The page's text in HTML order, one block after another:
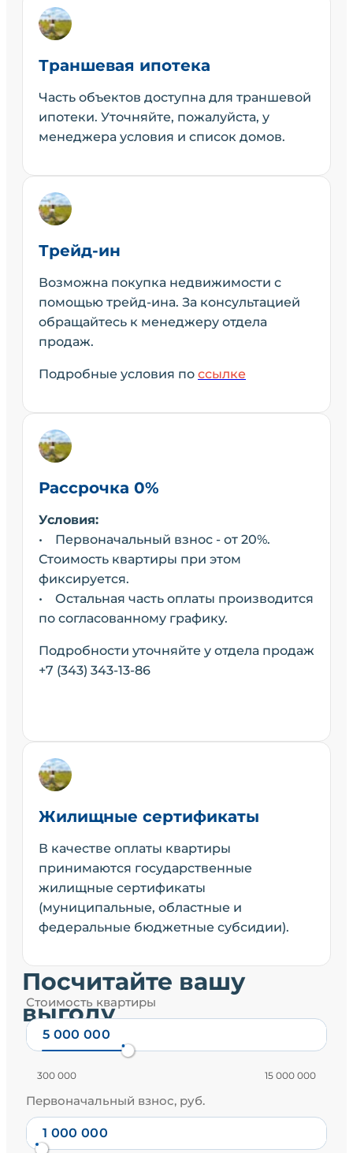
Траншевая ипотека
Часть объектов доступна для траншевой
ипотеки. Уточняйте, пожалуйста, у
менеджера условия и список домов.
Трейд-ин
Возможна покупка недвижимости с
помощью трейд-ина. За консультацией
обращайтесь к менеджеру отдела
продаж.
Подробные условия по ссылке
Рассрочка 0%
Условия:
• Первоначальный взнос - от 20%.
Стоимость квартиры при этом
фиксируется.
• Остальная часть оплаты производится
по согласованному графику.
Подробности уточняйте у отдела продаж
+7 (343) 343-13-86
Жилищные сертификаты
В качестве оплаты квартиры
принимаются государственные
жилищные сертификаты
(муниципальные, областные и
федеральные бюджетные субсидии).
Посчитайте вашу
выгоду
Стоимость квартиры
300 000 15 000 000
Первоначальный взнос, руб.